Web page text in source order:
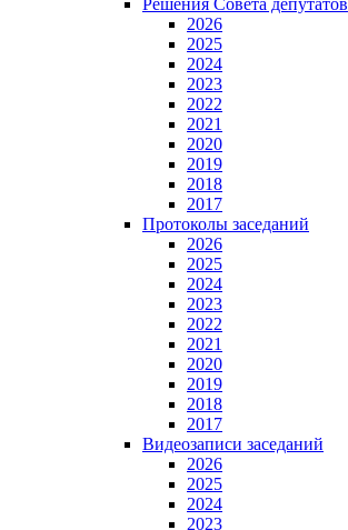
Решения Совета депутатов
2026
2025
2024
2023
2022
2021
2020
2019
2018
2017
Протоколы заседаний
2026
2025
2024
2023
2022
2021
2020
2019
2018
2017
Видеозаписи заседаний
2026
2025
2024
2023